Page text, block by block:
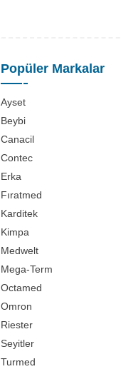
Popüler Markalar
Ayset
Beybi
Canacil
Contec
Erka
Fıratmed
Karditek
Kimpa
Medwelt
Mega-Term
Octamed
Omron
Riester
Seyitler
Turmed